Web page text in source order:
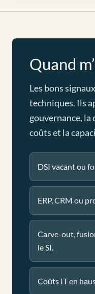
Quand
Les bons
techniques. Ils
gouvernance, la
coûts et la
DSI vacant ou
ERP, CRM ou
Carve-out,
le SI.
Coûts IT en